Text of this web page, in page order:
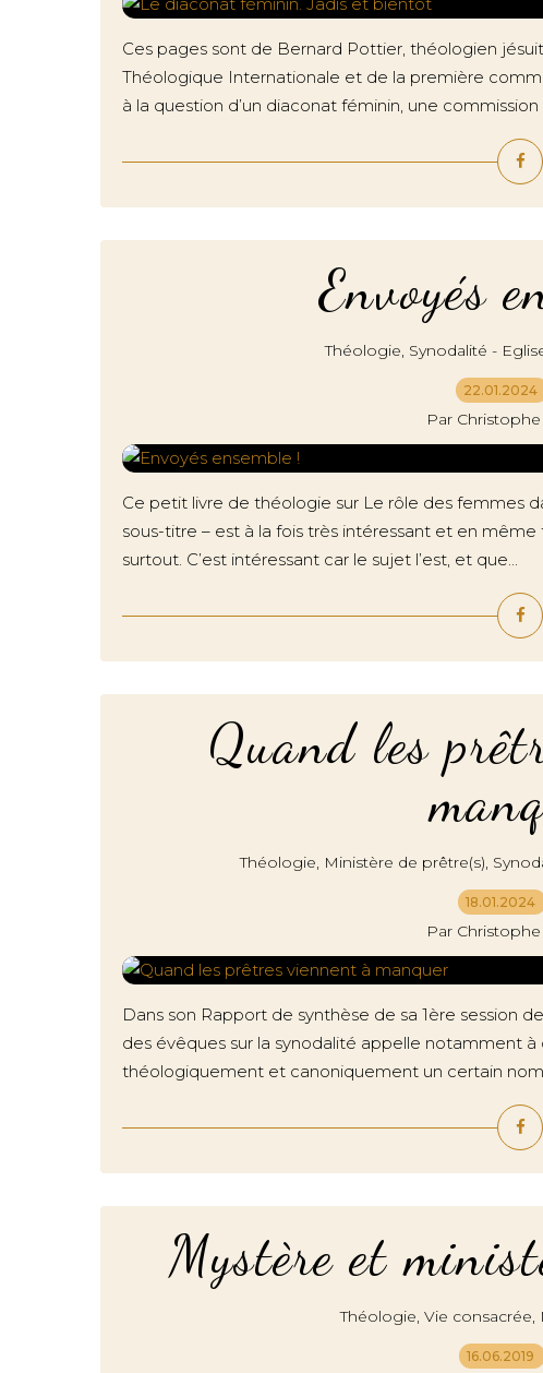
Ces pages sont de Bernard Pottier, théologien
Théologique Internationale et de la première
à la question d’un diaconat féminin, une commission
Envoyés
Théologie, Synodalité -
22.01.2024
Par
Ce petit livre de théologie sur Le rôle des femmes
sous-titre – est à la fois très intéressant et en
surtout. C’est intéressant car le sujet l’est, et que...
Quand les
Théologie, Ministère de prêtre(s),
18.01.2024
Par
Dans son Rapport de synthèse de sa 1ère session
des évêques sur la synodalité appelle notamment
théologiquement et canoniquement un certain
Mystère et
Théologie, Vie consacrée,
16.06.2019